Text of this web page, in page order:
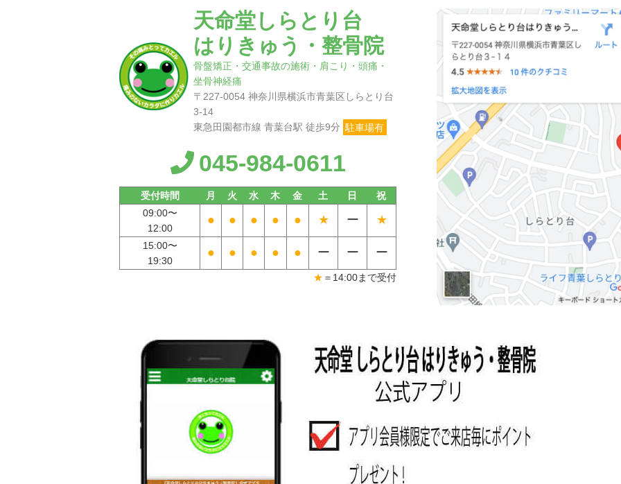
天命堂しらとり台
はりきゅう・整骨院
骨盤矯正・交通事故の施術・肩こり・頭痛・
坐骨神経痛
〒227-0054 神奈川県横浜市青葉区しらとり台
3-14
東急田園都市線 青葉台駅 徒歩9分 駐車場有
045-984-0611
受付時間 月 火 水 木 金 土 日
祝
09:00〜
12:00
● ● ● ● ● ★ ー ★
15:00〜
19:30
● ● ● ● ● ー ー ー
★ ＝14:00まで受付